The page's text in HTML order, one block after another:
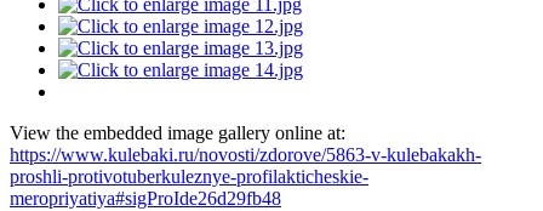
View the embedded image gallery online at:
https://www.kulebaki.ru/novosti/zdorove/5863-v-kulebakakh-
proshli-protivotuberkuleznye-profilakticheskie-
meropriyatiya#sigProIde26d29fb48